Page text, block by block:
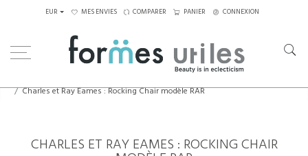
EUR MES ENVIES COMPARER PANIER CONNEXION
Charles et Ray Eames : Rocking Chair modèle RAR
CHARLES ET RAY EAMES : ROCKING CHAIR